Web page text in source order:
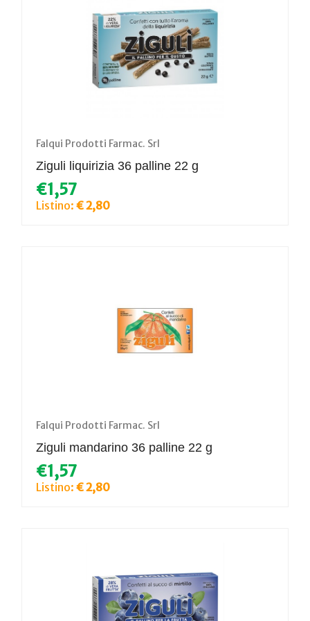
Falqui Prodotti Farmac. Srl
Ziguli liquirizia 36 palline 22 g
€1,57
Listino: € 2,80
Falqui Prodotti Farmac. Srl
Ziguli mandarino 36 palline 22 g
€1,57
Listino: € 2,80